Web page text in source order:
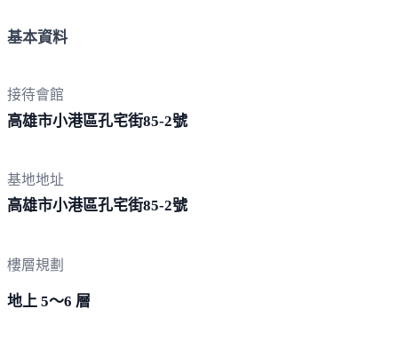
基本資料
接待會館
高雄市小港區孔宅街85-2號
基地地址
高雄市小港區孔宅街85-2號
樓層規劃
地上 5～6 層